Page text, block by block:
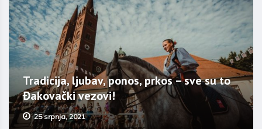
Tradicija, ljubav, ponos, prkos – sve su to
Đakovački vezovi!
25 srpnja, 2021